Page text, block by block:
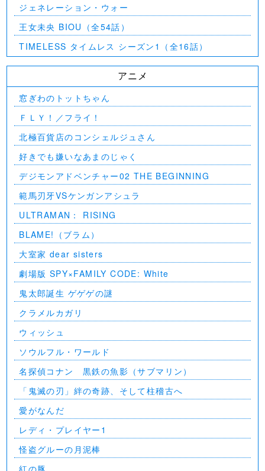
ジェネレーション・ウォー
王女未央 BIOU（全54話）
TIMELESS タイムレス シーズン1（全16話）
アニメ
窓ぎわのトットちゃん
ＦＬＹ！／フライ！
北極百貨店のコンシェルジュさん
好きでも嫌いなあまのじゃく
デジモンアドベンチャー02 THE BEGINNING
範馬刃牙VSケンガンアシュラ
ULTRAMAN： RISING
BLAME!（ブラム）
大室家 dear sisters
劇場版 SPY×FAMILY CODE: White
⻤太郎誕生 ゲゲゲの謎
クラメルカガリ
ウィッシュ
ソウルフル・ワールド
名探偵コナン 黒鉄の魚影（サブマリン）
「鬼滅の刃」絆の奇跡、そして柱稽古へ
愛がなんだ
レディ・プレイヤー1
怪盗グルーの月泥棒
紅の豚